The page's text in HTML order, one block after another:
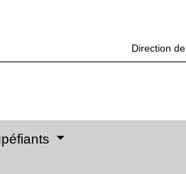
Direction